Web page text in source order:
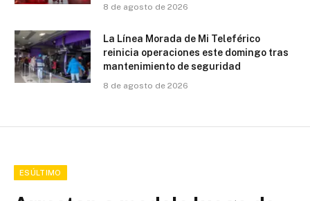
8 de agosto de 2026
La Línea Morada de Mi Teleférico
reinicia operaciones este domingo tras
mantenimiento de seguridad
8 de agosto de 2026
ESÚLTIMO